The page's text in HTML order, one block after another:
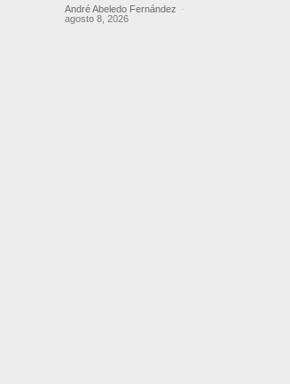
André Abeledo Fernández -
agosto 8, 2026